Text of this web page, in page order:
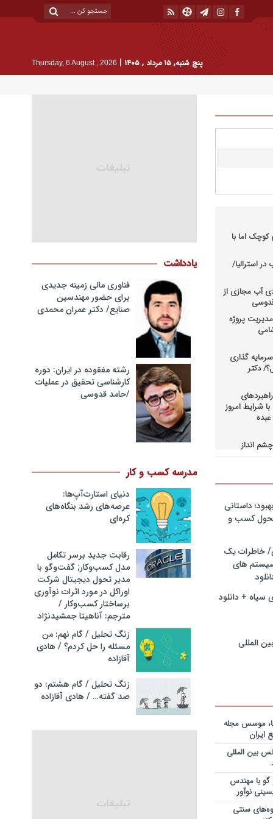
پنج شنبه, ۱۵ مرداد , ۱۴۰۵ |
Thursday, 6 August , 2026
اما با
استرالیا/
آب مجازی از
پروژه
گذاری
دکتر
شرایط امروز
انداز
بالادستی
فایل
در
مدیران
فرایند
فایل
فایل
قراردادها
نوبل
قراردادها
نوبل
فایل
قراردادها
نوبل
در
داستانی
تحول کسب و
خاطرات یک
های
سیاه + دانلود
المللی
موسس مجله
ایران
بین المللی
با مهندس
نوآور
سنتی
یادداشت
فناوری مالی زمینه جدیدی
برای حضور مهندسین
صنایع/ دکتر عمران محمدی
رشته مفقوده در ایران: دوره
کارشناسی تحقیق در عملیات
/حامد قدوسی
مدرسه کسب و کار
دنیای استارت‌آپ‌ها:
عرصه‌های رشد بنگاه‌های
کره‌ای‌
رقابت جدید برسر تکامل
مدل کسب‌و‌کار; گفت‌وگو با
مدیر تحول دیجیتال شرکت
اوراکل در مورد اثرات نوآوری
برساختار کسب‌وکار /
مترجم: آناهیتا جمشیدنژاد
زنگ تحلیل / گام نهم: من
مسئله را حل کردم؟ / هادی
آقازاده
زنگ تحلیل / گام هشتم: دو
صد گفته… / هادی آقازاده